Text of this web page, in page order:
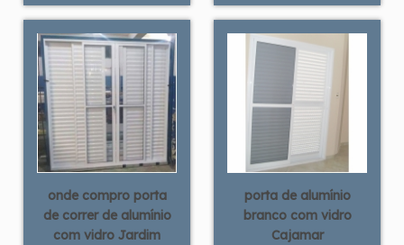
onde compro porta
de correr de alumínio
com vidro Jardim
porta de alumínio
branco com vidro
Cajamar